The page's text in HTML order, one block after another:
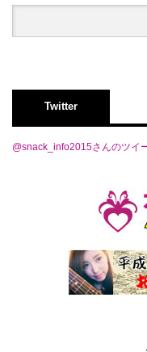
Twitter
@snack_info2015さんのツイ